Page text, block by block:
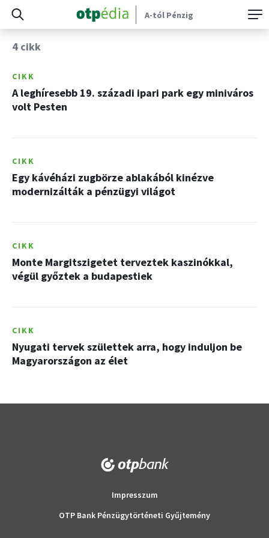
A-tól Pénzig
4 cikk
CIKK
A leghíresebb 19. századi ipari park egy miniváros
volt Pesten
CIKK
Egy kávéházi zugbörze ablakából kinézve
modernizálták a pénzügyi világot
CIKK
Monte Margitszigetet terveztek kaszinókkal,
végül győztek a budapestiek
CIKK
Nyugati tervek születtek arra, hogy induljon be
Magyarországon az élet
Impresszum
OTP Bank Pénzügytörténeti Gyűjtemény